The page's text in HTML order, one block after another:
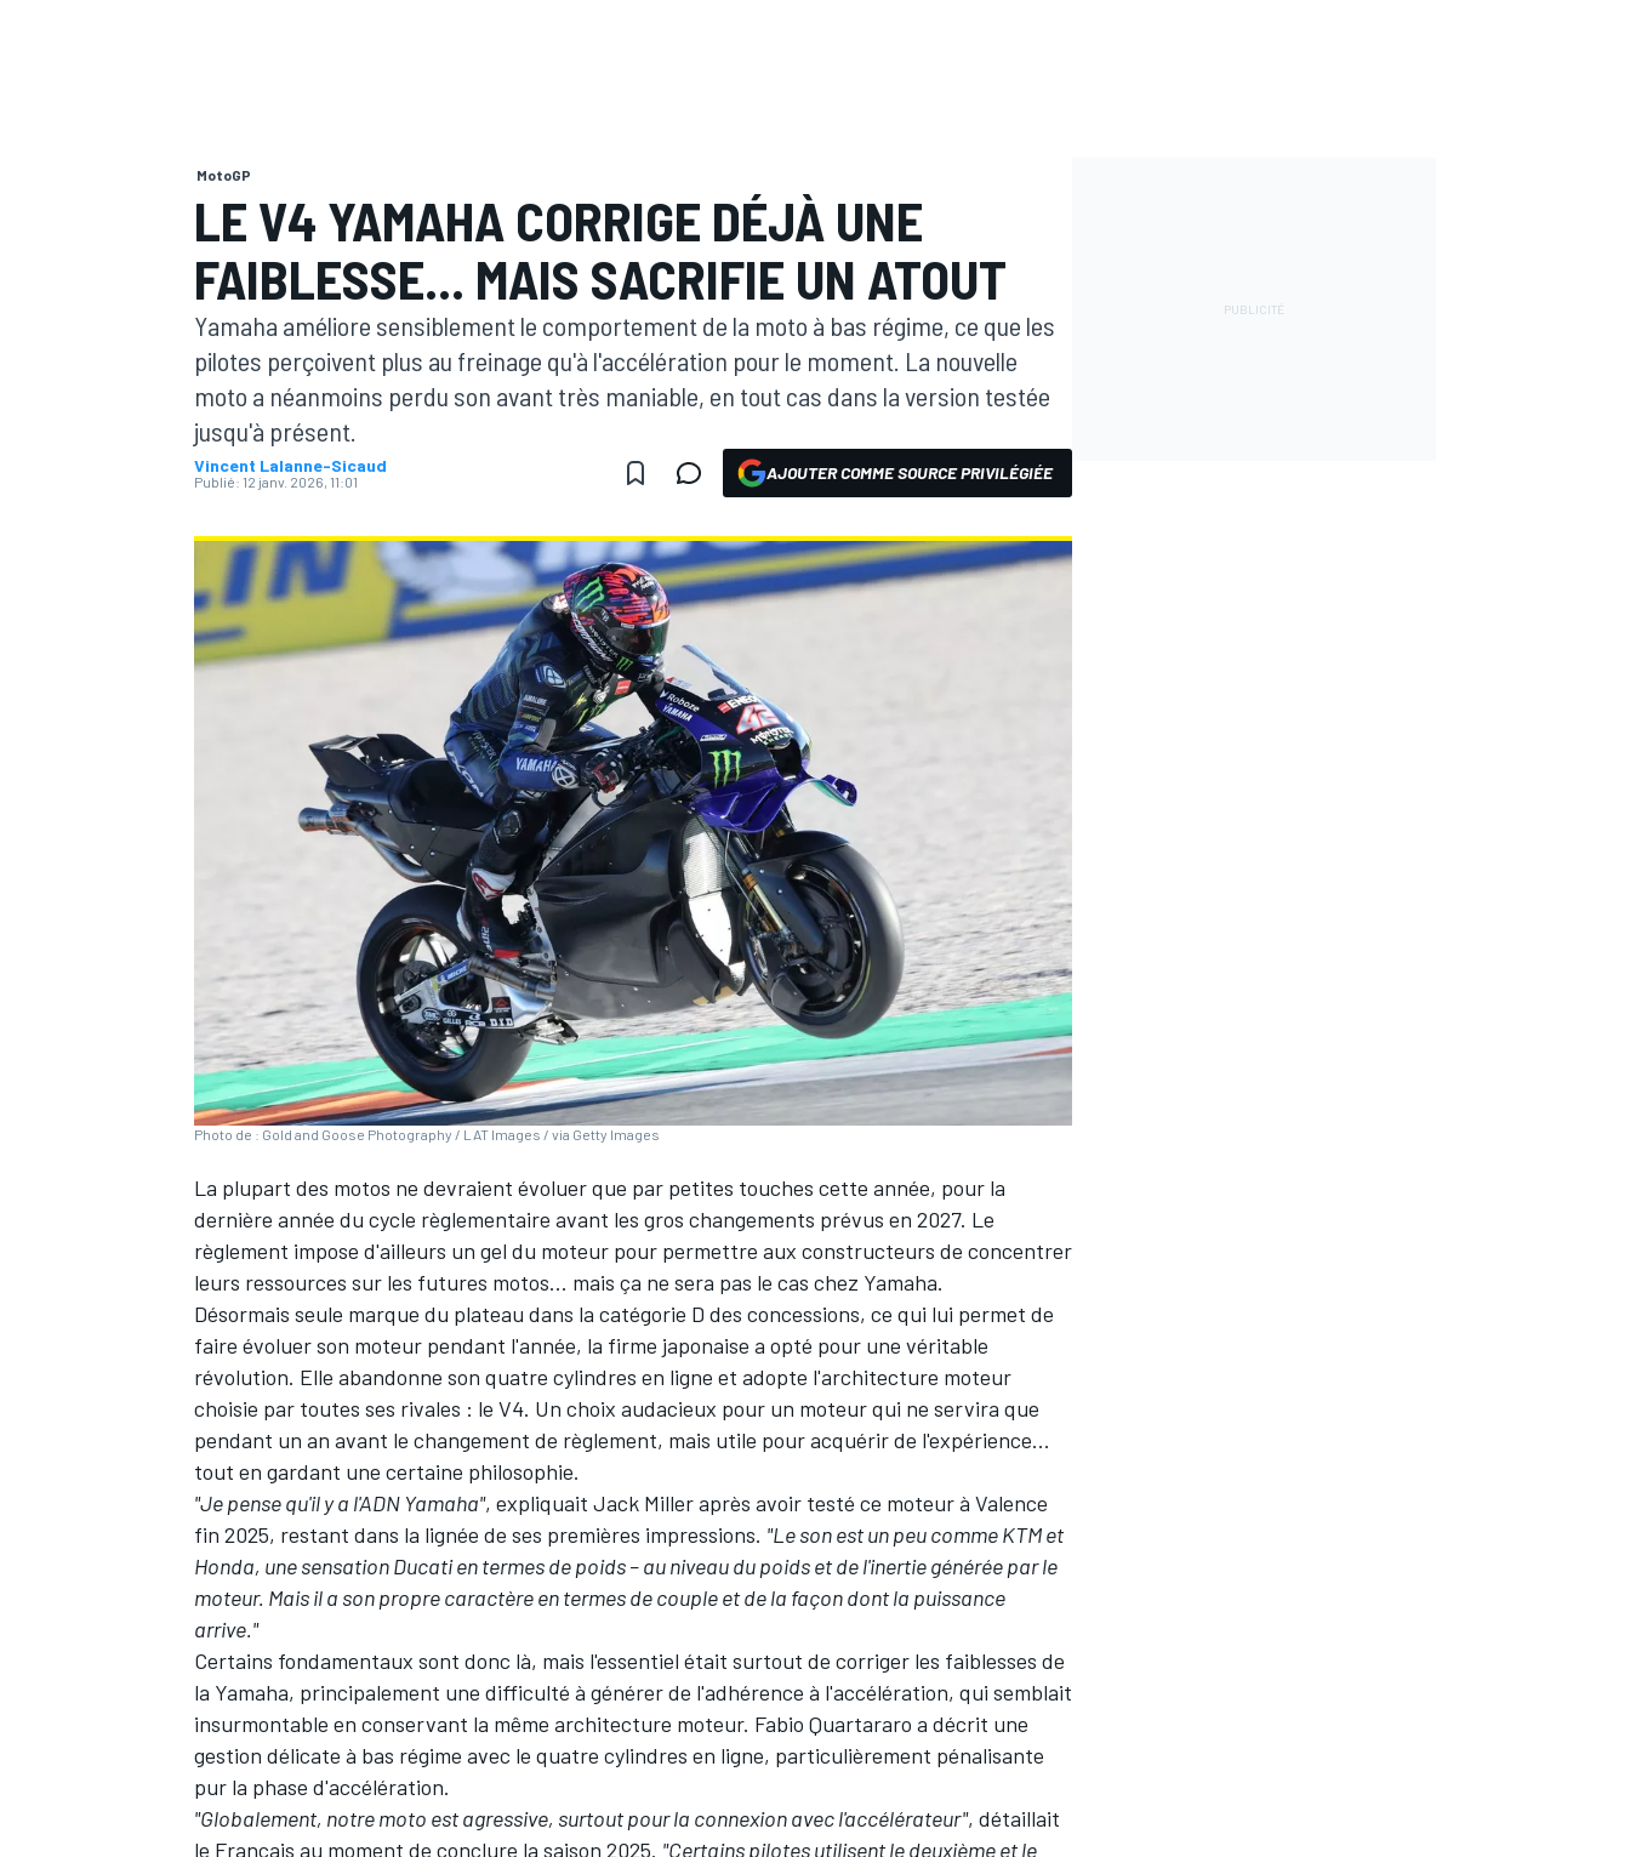
MOTOGP
WRC
WEC
MotoGP
LE V4 YAMAHA CORRIGE DÉJÀ UNE
FAIBLESSE... MAIS SACRIFIE UN ATOUT
Yamaha améliore sensiblement le comportement de la moto à bas régime, ce que les
pilotes perçoivent plus au freinage qu'à l'accélération pour le moment. La nouvelle
moto a néanmoins perdu son avant très maniable, en tout cas dans la version testée
jusqu'à présent.
Vincent Lalanne-Sicaud
Publié: 12 janv. 2026, 11:01 AJOUTER COMME SOURCE PRIVILÉGIÉE
Photo de : Gold and Goose Photography / LAT Images / via Getty Images
La plupart des motos ne devraient évoluer que par petites touches cette année, pour la
dernière année du cycle règlementaire avant les gros changements prévus en 2027. Le
règlement impose d'ailleurs un gel du moteur pour permettre aux constructeurs de concentrer
leurs ressources sur les futures motos... mais ça ne sera pas le cas chez Yamaha.
Désormais seule marque du plateau dans la catégorie D des concessions, ce qui lui permet de
faire évoluer son moteur pendant l'année, la firme japonaise a opté pour une véritable
révolution. Elle abandonne son quatre cylindres en ligne et adopte l'architecture moteur
choisie par toutes ses rivales : le V4. Un choix audacieux pour un moteur qui ne servira que
pendant un an avant le changement de règlement, mais utile pour acquérir de l'expérience...
tout en gardant une certaine philosophie.
"Je pense qu'il y a l'ADN Yamaha", expliquait Jack Milleraprès avoir testé ce moteur à Valence
fin 2025, restant dans la lignée de ses premières impressions. "Le son est un peu comme KTM et
Honda, une sensation Ducati en termes de poids – au niveau du poids et de l'inertie générée par le
moteur. Mais il a son propre caractère en termes de couple et de la façon dont la puissance
arrive."
Certains fondamentaux sont donc là, mais l'essentiel était surtout de corriger les faiblesses de
la Yamaha, principalement une difficulté à générer de l'adhérence à l'accélération, qui semblait
insurmontable en conservant la même architecture moteur. Fabio Quartararo a décrit une
gestion délicate à bas régime avec le quatre cylindres en ligne, particulièrement pénalisante
pur la phase d'accélération.
"Globalement, notre moto est agressive, surtout pour la connexion avec l'accélérateur", détaillait
le Français au moment de conclure la saison 2025. "Certains pilotes utilisent le deuxième et le